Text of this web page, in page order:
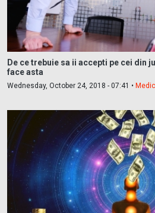
De ce trebuie sa ii accepti pe cei din
face asta
Wednesday, October 24, 2018 - 07:41 •